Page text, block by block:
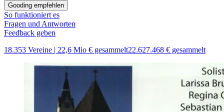
Gooding empfehlen
So funktioniert es
Fragen und Antworten
Feedback geben
18.353 Vereine | 22,6 Mio € gesammelt22.627.468 € gesammelt